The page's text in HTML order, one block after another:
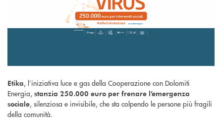
Etika, l’iniziativa luce e gas della Cooperazione con Dolomiti
Energia, stanzia 250.000 euro per frenare l’emergenza
sociale, silenziosa e invisibile, che sta colpendo le persone più fragili
della comunità.